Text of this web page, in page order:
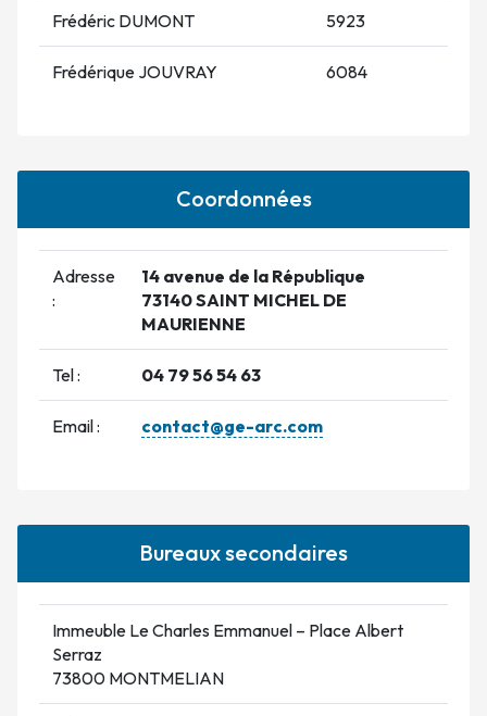
Frédéric DUMONT 5923
Frédérique JOUVRAY 6084
Coordonnées
Adresse
:
14 avenue de la République
73140 SAINT MICHEL DE
MAURIENNE
Tel : 04 79 56 54 63
Email : contact@ge-arc.com
Bureaux secondaires
Immeuble Le Charles Emmanuel – Place Albert
Serraz
73800 MONTMELIAN